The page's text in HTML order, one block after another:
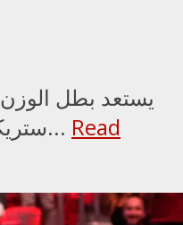
يستعد بطل
ستريكلاند، للعودة إلى الأضواء... Read